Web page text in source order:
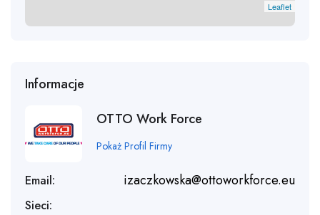
Leaflet
Informacje
OTTO Work Force
Pokaż Profil Firmy
Email: izaczkowska@ottoworkforce.eu
Sieci: